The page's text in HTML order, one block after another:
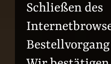
Schließen des